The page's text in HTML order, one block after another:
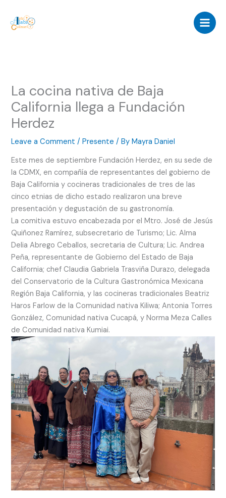
content
La cocina nativa de Baja
California llega a Fundación
Herdez
Leave a Comment /Presente / ByMayra Daniel
Este mes de septiembre Fundación Herdez, en su sede de
la CDMX, en compañía de representantes del gobierno de
Baja California y cocineras tradicionales de tres de las
cinco etnias de dicho estado realizaron una breve
presentación y degustación de su gastronomía.
La comitiva estuvo encabezada por el Mtro. José de Jesús
Quiñonez Ramírez, subsecretario de Turismo; Lic. Alma
Delia Abrego Ceballos, secretaria de Cultura; Lic. Andrea
Peña, representante de Gobierno del Estado de Baja
California; chef Claudia Gabriela Trasviña Durazo, delegada
del Conservatorio de la Cultura Gastronómica Mexicana
Región Baja California, y las cocineras tradicionales Beatriz
Haros Farlow de la Comunidad nativa Kiliwa; Antonia Torres
González, Comunidad nativa Cucapá, y Norma Meza Calles
de Comunidad nativa Kumiai.